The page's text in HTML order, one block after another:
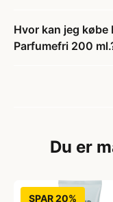
Hvor kan jeg
Parfumefri 200
Du er
SPAR 20%